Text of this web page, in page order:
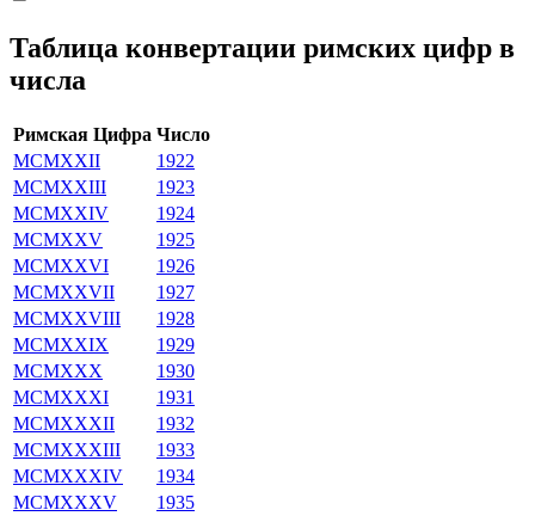
Таблица конвертации римских цифр в
числа
Римская Цифра Число
MCMXXII
1922
MCMXXIII
1923
MCMXXIV
1924
MCMXXV
1925
MCMXXVI
1926
MCMXXVII
1927
MCMXXVIII
1928
MCMXXIX
1929
MCMXXX
1930
MCMXXXI
1931
MCMXXXII
1932
MCMXXXIII
1933
MCMXXXIV
1934
MCMXXXV
1935